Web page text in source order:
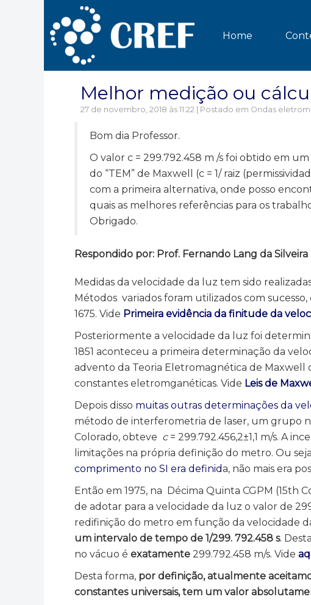
Home
Melhor medição ou
27 de novembro, 2018 às 11:22 | Postado em Ondas
Bom dia Professor.
O valor c = 299.792.458 m /s foi obtido em
do “TEM” de Maxwell (c = 1/ raiz
com a primeira alternativa, onde posso
quais as melhores referências para os
Obrigado.
Respondido por: Prof. Fernando Lang da
Medidas da velocidade da luz tem sido
Métodos variados foram utilizados com
1675. Vide Primeira evidência da finitude da
Posteriormente a velocidade da luz foi
1851 aconteceu a primeira determinação da
advento da Teoria Eletromagnética de
constantes eletromganéticas. Vide Leis de
Depois disso muitas outras determinações da
método de interferometria de laser, um grupo
Colorado, obteve c= 299.792.456,2±1,1 m/s. A
limitações na própria definição do metro. Ou
comprimento no SI era definida, não mais era
Então em 1975, na Décima Quinta CGPM (15th
de adotar para a velocidade da luz o valor de
redifinição do metro em função da velocidade
um intervalo de tempo de 1/299. 792.458 s.
no vácuo é exatamente 299.792.458 m/s. Vide
Desta forma, por definição, atualmente
constantes universais, tem um valor